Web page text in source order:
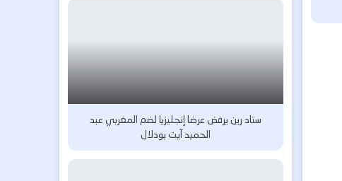
ستاد رين يرفض عرضا إنجليزيا لضم المغربي عبد
الحميد آيت بودلال